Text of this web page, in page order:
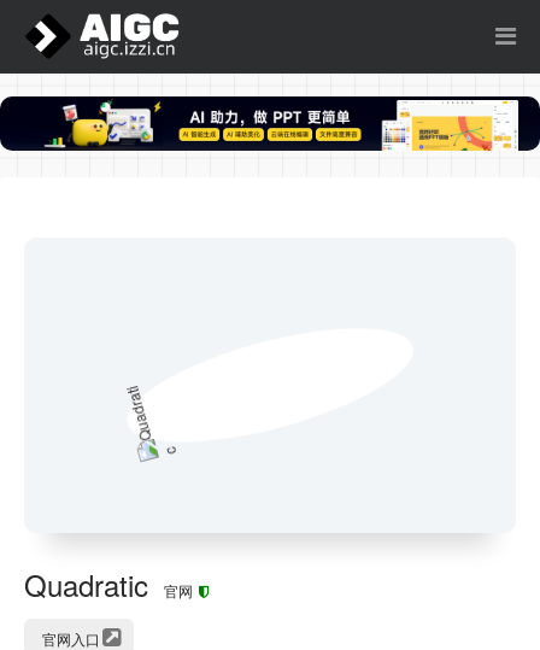
Quadratic 官网
官网入口